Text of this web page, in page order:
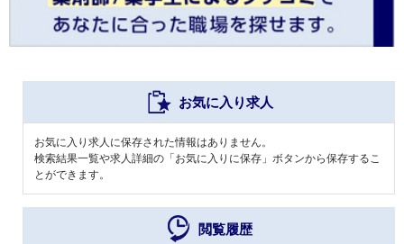
お気に入り求人
お気に入り求人に保存された情報はありません。
検索結果一覧や求人詳細の「お気に入りに保存」ボタンから保存するこ
とができます。
閲覧履歴